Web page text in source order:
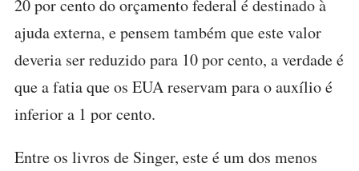
20 por cento do orçamento federal é destinado à
ajuda externa, e pensem também que este valor
deveria ser reduzido para 10 por cento, a verdade é
que a fatia que os EUA reservam para o auxílio é
inferior a 1 por cento.
Entre os livros de Singer, este é um dos menos